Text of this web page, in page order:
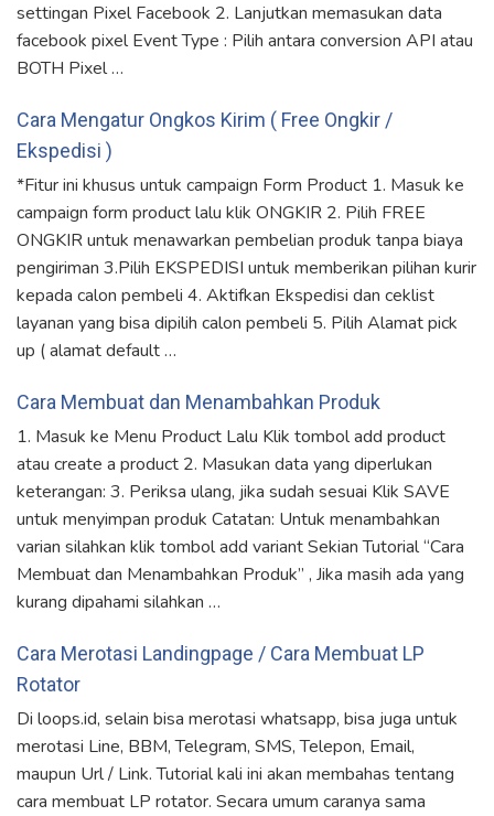
settingan Pixel Facebook 2. Lanjutkan memasukan data
facebook pixel Event Type : Pilih antara conversion API atau
BOTH Pixel …
Cara Mengatur Ongkos Kirim ( Free Ongkir /
Ekspedisi )
*Fitur ini khusus untuk campaign Form Product 1. Masuk ke
campaign form product lalu klik ONGKIR 2. Pilih FREE
ONGKIR untuk menawarkan pembelian produk tanpa biaya
pengiriman 3.Pilih EKSPEDISI untuk memberikan pilihan kurir
kepada calon pembeli 4. Aktifkan Ekspedisi dan ceklist
layanan yang bisa dipilih calon pembeli 5. Pilih Alamat pick
up ( alamat default …
Cara Membuat dan Menambahkan Produk
1. Masuk ke Menu Product Lalu Klik tombol add product
atau create a product 2. Masukan data yang diperlukan
keterangan: 3. Periksa ulang, jika sudah sesuai Klik SAVE
untuk menyimpan produk Catatan: Untuk menambahkan
varian silahkan klik tombol add variant Sekian Tutorial “Cara
Membuat dan Menambahkan Produk” , Jika masih ada yang
kurang dipahami silahkan …
Cara Merotasi Landingpage / Cara Membuat LP
Rotator
Di loops.id, selain bisa merotasi whatsapp, bisa juga untuk
merotasi Line, BBM, Telegram, SMS, Telepon, Email,
maupun Url / Link. Tutorial kali ini akan membahas tentang
cara membuat LP rotator. Secara umum caranya sama